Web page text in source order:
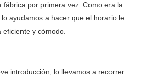
fábrica por primera vez. Como era la
ayudamos a hacer que el horario le
y cómodo.
introducción, lo llevamos a recorrer